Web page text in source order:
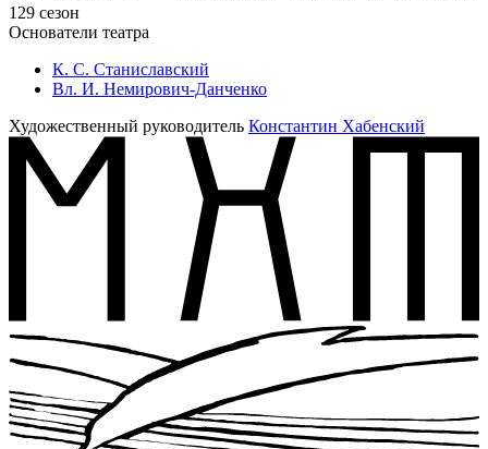
129 сезон
Основатели театра
К. С. Станиславский
Вл. И. Немирович-Данченко
Художественный руководитель Константин Хабенский